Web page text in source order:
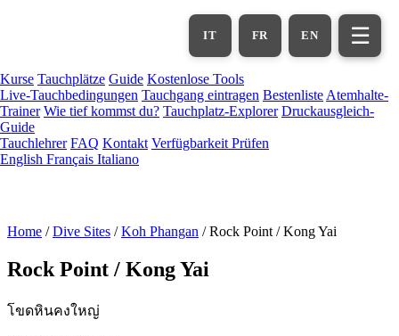
EN
FR
IT ☰
Kurse Tauchplätze Guide Kostenlose Tools
Live-Tauchbedingungen Tauchgang eintragen Bestenliste Atemhalte-
Trainer Wie tief kommst du? Tauchplatz-Explorer Druckausgleich-
Guide
Tauchlehrer FAQ Kontakt Verfügbarkeit Prüfen
English Français Italiano
Home / Dive Sites / Koh Phangan / Rock Point / Kong Yai
Rock Point / Kong Yai
โขดหินคงใหญ่